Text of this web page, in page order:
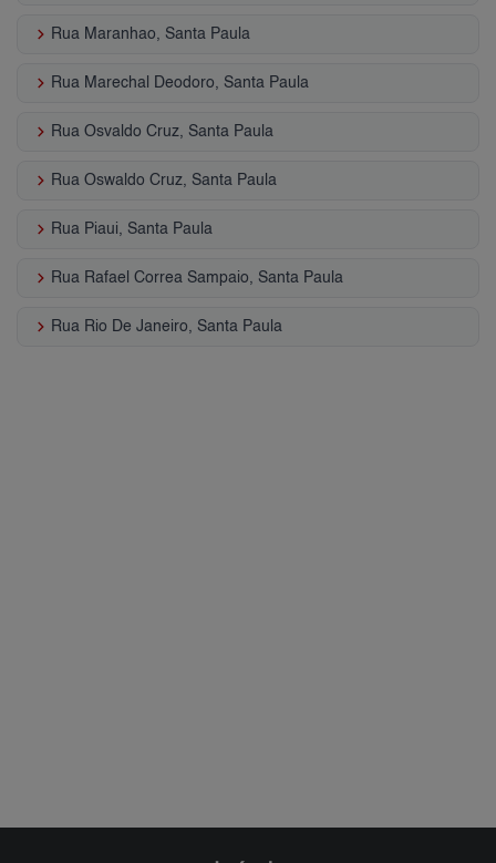
keyboard_arrow_right Rua Maranhao, Santa Paula
keyboard_arrow_right Rua Marechal Deodoro, Santa Paula
keyboard_arrow_right Rua Osvaldo Cruz, Santa Paula
keyboard_arrow_right Rua Oswaldo Cruz, Santa Paula
keyboard_arrow_right Rua Piaui, Santa Paula
keyboard_arrow_right Rua Rafael Correa Sampaio, Santa Paula
keyboard_arrow_right Rua Rio De Janeiro, Santa Paula